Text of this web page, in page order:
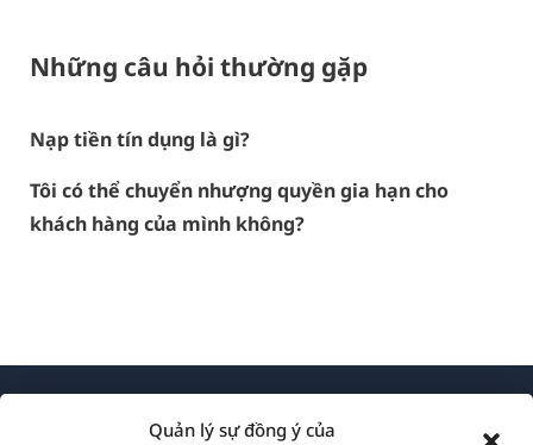
Quản lý sự đồng ý của
Những câu hỏi thường gặp
Nạp tiền tín dụng là gì?
Tôi có thể chuyển nhượng quyền gia hạn cho
khách hàng của mình không?